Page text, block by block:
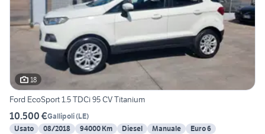
18
Ford EcoSport 1.5 TDCi 95 CV Titanium
10.500 €Gallipoli(LE)
Usato
08/2018 94000 Km Diesel Manuale
Euro 6